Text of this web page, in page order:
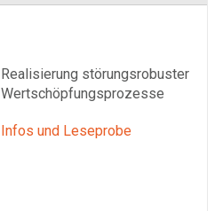
Realisierung störungsrobuster
Wertschöpfungsprozesse
Infos und Leseprobe